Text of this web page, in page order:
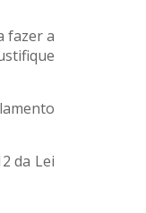
fazer a
da Lei